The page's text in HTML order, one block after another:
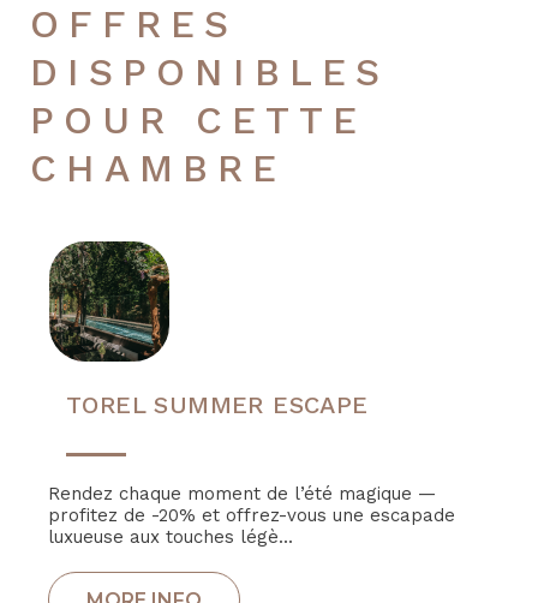
OFFRES
DISPONIBLES
POUR CETTE
CHAMBRE
TOREL SUMMER ESCAPE
Rendez chaque moment de l’été magique —
profitez de -20% et offrez-vous une escapade
luxueuse aux touches légè...